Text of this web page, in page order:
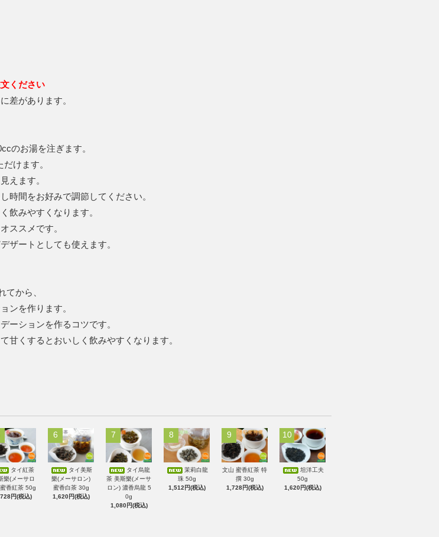
ください
差があります。
のお湯を注ぎます。
けます。
えます。
時間をお好みで調節してください。
飲みやすくなります。
ススメです。
ザートとしても使えます。
てから、
ンを作ります。
ーションを作るコツです。
甘くするとおいしく飲みやすくなります。
タイ紅茶
樂(メーサロ
香紅茶 50g
円(税込)
6
タイ美斯
樂(メーサロン)
蜜香白茶 30g
1,620円(税込)
7
タイ烏龍
茶 美斯樂(メーサ
ロン) 濃香烏龍 5
0g
1,080円(税込)
8
茉莉白龍
珠 50g
1,512円(税込)
9
文山 蜜香紅茶 特
撰 30g
1,728円(税込)
10
坦洋工夫
50g
1,620円(税込)